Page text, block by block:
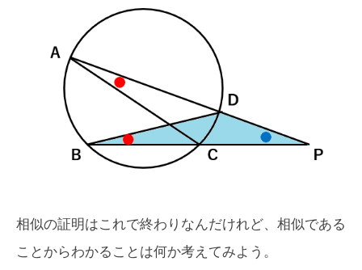
相似の証明はこれで終わりなんだけれど、相似である
ことからわかることは何か考えてみよう。